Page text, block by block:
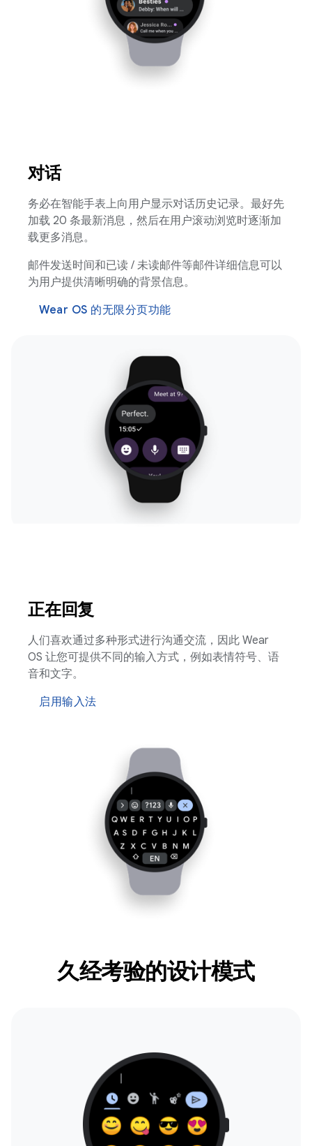
对话
务必在智能手表上向用户显示对话历史记录。最好先
加载 20 条最新消息，然后在用户滚动浏览时逐渐加
载更多消息。
邮件发送时间和已读 / 未读邮件等邮件详细信息可以
为用户提供清晰明确的背景信息。
Wear OS 的无限分页功能
正在回复
人们喜欢通过多种形式进行沟通交流，因此 Wear
OS 让您可提供不同的输入方式，例如表情符号、语
音和文字。
启用输入法
久经考验的设计模式